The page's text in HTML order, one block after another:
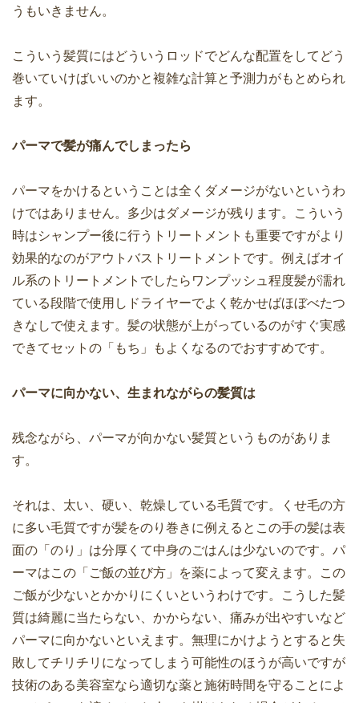
うもいきません。
こういう髪質にはどういうロッドでどんな配置をしてどう
巻いていけばいいのかと複雑な計算と予測力がもとめられ
ます。
パーマで髪が痛んでしまったら
パーマをかけるということは全くダメージがないというわ
けではありません。多少はダメージが残ります。こういう
時はシャンプー後に行うトリートメントも重要ですがより
効果的なのがアウトバストリートメントです。例えばオイ
ル系のトリートメントでしたらワンプッシュ程度髪が濡れ
ている段階で使用しドライヤーでよく乾かせばほぼべたつ
きなしで使えます。髪の状態が上がっているのがすぐ実感
できてセットの「もち」もよくなるのでおすすめです。
パーマに向かない、生まれながらの髪質は
残念ながら、パーマが向かない髪質というものがありま
す。
それは、太い、硬い、乾燥している毛質です。くせ毛の方
に多い毛質ですが髪をのり巻きに例えるとこの手の髪は表
面の「のり」は分厚くて中身のごはんは少ないのです。パ
ーマはこの「ご飯の並び方」を薬によって変えます。この
ご飯が少ないとかかりにくいというわけです。こうした髪
質は綺麗に当たらない、かからない、痛みが出やすいなど
パーマに向かないといえます。無理にかけようとすると失
敗してチリチリになってしまう可能性のほうが高いですが
技術のある美容室なら適切な薬と施術時間を守ることによ